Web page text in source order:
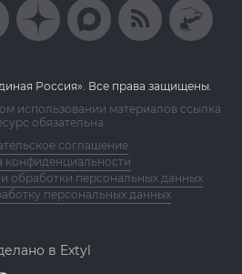
Россия». Все права защищены.
использовании материалов ссылка
обязательна
соглашение
конфиденциальности
обработки персональных данных
персональных данных
в Extyl